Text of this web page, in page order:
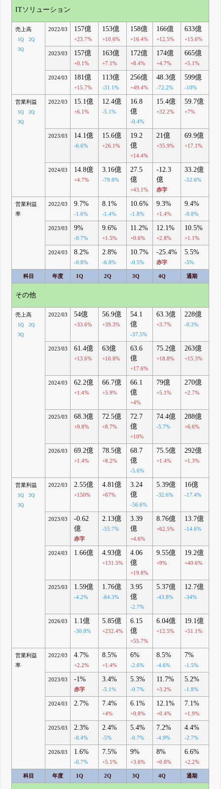
ITソリューション
売上高
1Q
2Q
3Q
2022/03 157億
+23.7%
153億
+10.6%
158億
+16.4%
166億
+12.5%
633億
+15.6%
2023/03 157億
+0.1%
163億
+7.1%
172億
+8.4%
174億
+4.7%
665億
+5.1%
2024/03 181億
+15.7%
113億
-31.1%
256億
+49.4%
48.3億
-72.2%
599億
-10%
営業利益
1Q
2Q
3Q
2022/03 15.1億
+6.1%
12.4億
-5.1%
16.8
億
-0.4%
15.4億
+32.2%
59.7億
+7%
2023/03 14.1億
-6.6%
15.6億
+26.1%
19.2
億
+14.4%
21億
+35.9%
69.9億
+17.1%
2024/03 14.8億
+4.7%
3.16億
-79.8%
27.5
億
+43.1%
-12.3
億
赤字
33.2億
-52.6%
営業利益
率
2022/03 9.7%
-1.6%
8.1%
-1.4%
10.6%
-1.8%
9.3%
+1.4%
9.4%
-0.8%
2023/03 9%
-0.7%
9.6%
+1.5%
11.2%
+0.6%
12.1%
+2.8%
10.5%
+1.1%
2024/03 8.2%
-0.8%
2.8%
-6.8%
10.7%
-0.5%
-25.4%
赤字
5.5%
-5%
科目 年度 1Q 2Q 3Q 4Q 通期
その他
売上高
1Q
2Q
3Q
2022/03 54億
+33.6%
56.9億
+39.3%
54.1
億
-37.5%
63.3億
+3.7%
228億
-0.3%
2023/03 61.4億
+13.6%
63億
+10.8%
63.6
億
+17.6%
75.2億
+18.8%
263億
+15.3%
2024/03 62.2億
+1.4%
66.7億
+5.9%
66.1
億
+4%
79億
+5.1%
270億
+2.7%
2025/03 68.3億
+9.8%
72.5億
+8.7%
72.7
億
+10%
74.4億
-5.7%
288億
+6.6%
2026/03 69.2億
+1.4%
78.5億
+8.2%
68.7
億
-5.6%
75.5億
+1.4%
292億
+1.3%
営業利益
1Q
2Q
3Q
2022/03 2.55億
+150%
4.81億
+67%
3.24
億
-56.6%
5.39億
-32.6%
16億
-17.4%
2023/03
-0.62
億
赤字
2.13億
-55.7%
3.39
億
+4.6%
8.76億
+62.5%
13.7億
-14.6%
2024/03 1.66億 4.93億
+131.5%
4.06
億
+19.8%
9.55億
+9%
19.2億
+40.6%
2025/03 1.59億
-4.2%
1.76億
-64.3%
3.95
億
-2.7%
5.37億
-43.8%
12.7億
-34%
2026/03 1.1億
-30.8%
5.85億
+232.4%
6.15
億
+55.7%
6.04億
+12.5%
19.1億
+51.1%
営業利益
率
2022/03 4.7%
+2.2%
8.5%
+1.4%
6%
-2.6%
8.5%
-4.6%
7%
-1.5%
2023/03 -1%
赤字
3.4%
-5.1%
5.3%
-0.7%
11.7%
+3.2%
5.2%
-1.8%
2024/03 2.7% 7.4%
+4%
6.1%
+0.8%
12.1%
+0.4%
7.1%
+1.9%
2025/03 2.3%
-0.4%
2.4%
-5%
5.4%
-0.7%
7.2%
-4.9%
4.4%
-2.7%
2026/03 1.6%
-0.7%
7.5%
+5.1%
9%
+3.6%
8%
+0.8%
6.6%
+2.2%
科目 年度 1Q 2Q 3Q 4Q 通期